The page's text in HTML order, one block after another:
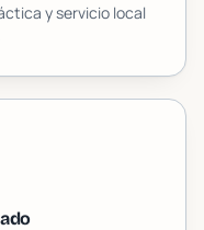
y servicio local